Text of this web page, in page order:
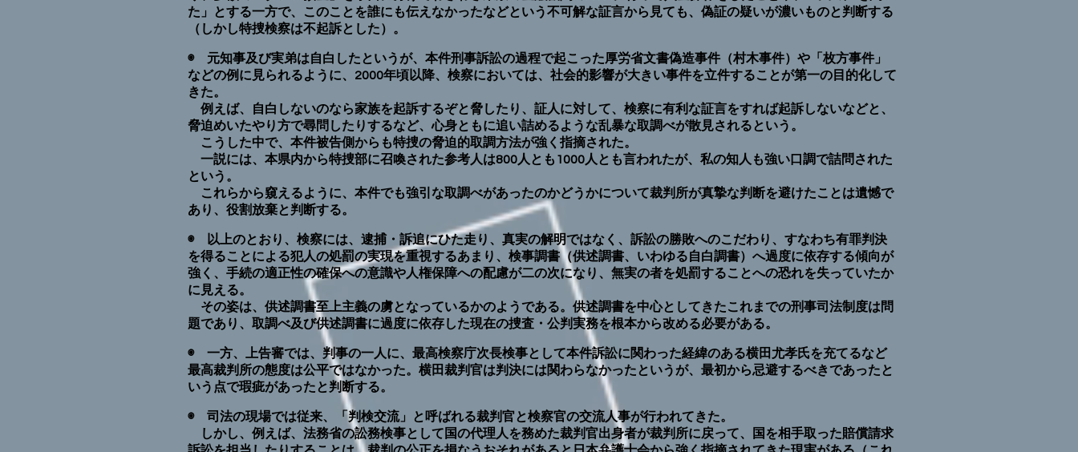
た」とする一方で、このことを誰にも伝えなかったなどという不可解な証言から見ても、偽証の疑いが濃いものと判断する
（しかし特捜検察は不起訴とした）。
◉ 元知事及び実弟は自白したというが、本件刑事訴訟の過程で起こった厚労省文書偽造事件（村木事件）や「枚方事件」
などの例に見られるように、2000年頃以降、検察においては、社会的影響が大きい事件を立件することが第一の目的化して
きた。
例えば、自白しないのなら家族を起訴するぞと脅したり、証人に対して、検察に有利な証言をすれば起訴しないなどと、
脅迫めいたやり方で尋問したりするなど、心身ともに追い詰めるような乱暴な取調べが散見されるという。
こうした中で、本件被告側からも特捜の脅迫的取調方法が強く指摘された。
一説には、本県内から特捜部に召喚された参考人は800人とも1000人とも言われたが、私の知人も強い口調で詰問された
という。
これらから窺えるように、本件でも強引な取調べがあったのかどうかについて裁判所が真摯な判断を避けたことは遺憾で
あり、役割放棄と判断する。
◉ 以上のとおり、検察には、逮捕・訴追にひた走り、真実の解明ではなく、訴訟の勝敗へのこだわり、すなわち有罪判決
を得ることによる犯人の処罰の実現を重視するあまり、検事調書（供述調書、いわゆる自白調書）へ過度に依存する傾向が
強く、手続の適正性の確保への意識や人権保障への配慮が二の次になり、無実の者を処罰することへの恐れを失っていたか
に見える。
その姿は、供述調書至上主義の虜となっているかのようである。供述調書を中心としてきたこれまでの刑事司法制度は問
題であり、取調べ及び供述調書に過度に依存した現在の捜査・公判実務を根本から改める必要がある。
◉ 一方、上告審では、判事の一人に、最高検察庁次長検事として本件訴訟に関わった経緯のある横田尤孝氏を充てるなど
最高裁判所の態度は公平ではなかった。横田裁判官は判決には関わらなかったというが、最初から忌避するべきであったと
いう点で瑕疵があったと判断する。
◉ 司法の現場では従来、「判検交流」と呼ばれる裁判官と検察官の交流人事が行われてきた。
しかし、例えば、法務省の訟務検事として国の代理人を務めた裁判官出身者が裁判所に戻って、国を相手取った賠償請求